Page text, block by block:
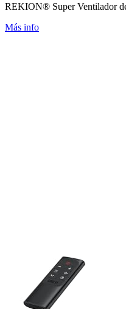
REKION® Super Ventilador
Más info